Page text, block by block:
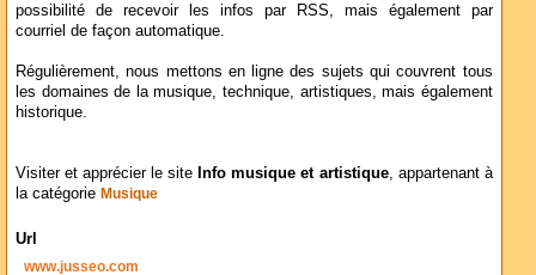
possibilité de recevoir les infos par RSS, mais également par
courriel de façon automatique.
Régulièrement, nous mettons en ligne des sujets qui couvrent tous
les domaines de la musique, technique, artistiques, mais également
historique.
Visiter et apprécier le site Info musique et artistique, appartenant à
la catégorie Musique
Url
www.jusseo.com